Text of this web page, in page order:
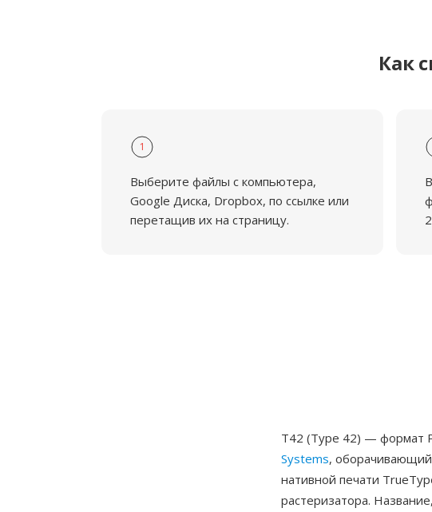
Как
1
Выберите файлы с компьютера,
Google Диска, Dropbox, по ссылке или
перетащив их на страницу.
T42 (Type 42) — формат
Systems,
нативной печати
растеризатора.